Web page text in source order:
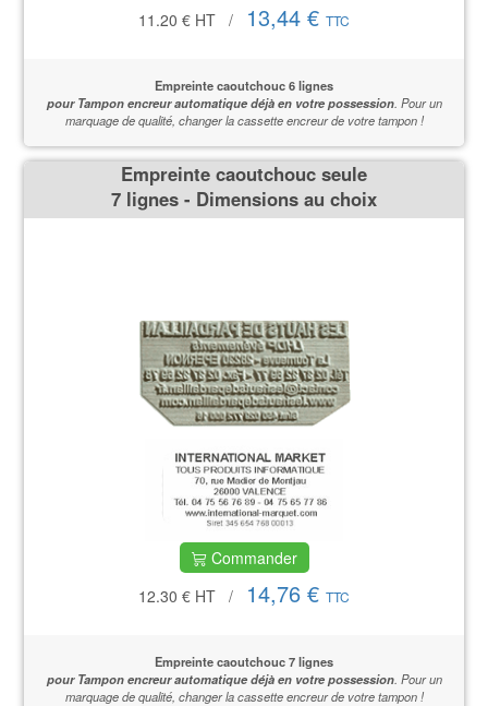
11.20 € HT / 13,44 € TTC
Empreinte caoutchouc 6 lignes
pour Tampon encreur automatique déjà en votre possession. Pour un
marquage de qualité, changer la cassette encreur de votre tampon !
Empreinte caoutchouc seule
7 lignes - Dimensions au choix
Commander
12.30 € HT / 14,76 € TTC
Empreinte caoutchouc 7 lignes
pour Tampon encreur automatique déjà en votre possession. Pour un
marquage de qualité, changer la cassette encreur de votre tampon !